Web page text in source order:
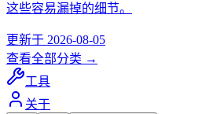
这些容易漏掉的细节。
更新于 2026-08-05
查看全部分类 →
工具
关于